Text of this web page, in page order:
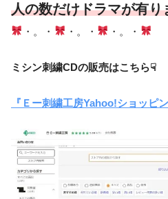
人の数だけドラマが有り
・。・ ・。・ ・。・
ミシン刺繍CDの販売はこちら☟
『Ｅー刺繍工房Yahoo!ショッピ